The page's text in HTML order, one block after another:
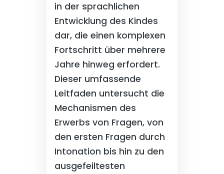
in der sprachlichen
Entwicklung des Kindes
dar, die einen komplexen
Fortschritt über mehrere
Jahre hinweg erfordert.
Dieser umfassende
Leitfaden untersucht die
Mechanismen des
Erwerbs von Fragen, von
den ersten Fragen durch
Intonation bis hin zu den
ausgefeiltesten